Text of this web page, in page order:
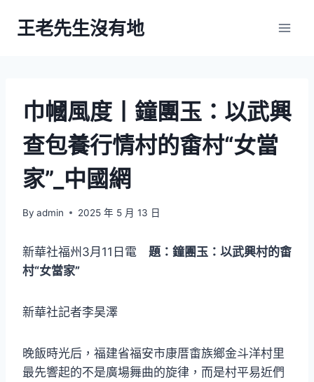
王老先生沒有地
巾幗風度丨鐘團玉：以武興
查包養行情村的畬村“女當
家”_中國網
By admin 2025 年 5 月 13 日
新華社福州3月11日電 題：鐘團玉：以武興村的畬
村“女當家”
新華社記者李昊澤
晚飯時光后，福建省福安市康厝畬族鄉金斗洋村里
最先響起的不是廣場舞曲的旋律，而是村平易近們